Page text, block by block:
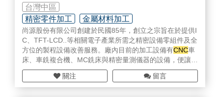
Customized Products: Hydraulic Power Unit / Oil Tank, H
ydraulic Press / Deep Drawing Hydraulic Press, Lift Platf
orm, Automatic Baling Machine,CNC
Hydraulic Products: Piston Pump, Vane Pump, Gear Pu
mp, Modular Valve, Pressure Control Valve, Directional
Control Valve, Mobile Valve (Monoblock Valve, Sectional
Valve), Flow Control Valve, Proportional Electric-Hydrauli
c Valve, Cartridge Valve, Lift Valve, Hydraulic Cylinder, In
台灣中區
精密零件加工
金屬材料加工
無塵室設備/用具/耗材
尚源股份有限公司創建於民國85年，創立之宗旨在於提供I
C、TFT-LCD..等相關電子產業所需之精密設備零組件及全
方位的製程設備改善服務。廠內目前的加工設備有CNC車
床、車銑複合機、MC銑床與精密量測儀器的設備，便讓我
們的產品與服務能滿足高科技產業的需求，本公司並已於
民國89年通過ISO9001:1994國際品質系統認證，持續於
民國99年通過ISO9001:2008國際品質系統認證，目的在
關注 留言